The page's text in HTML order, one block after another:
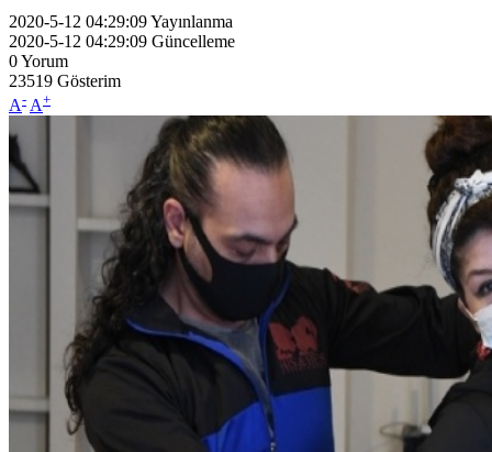
2020-5-12 04:29:09Yayınlanma
2020-5-12 04:29:09 Güncelleme
0Yorum
23519 Gösterim
A- A+